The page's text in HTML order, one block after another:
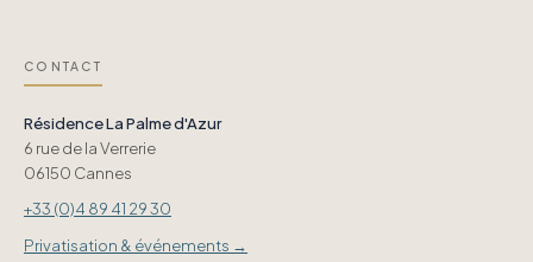
CONTACT
Résidence La Palme d'Azur
6 rue de la Verrerie
06150 Cannes
+33 (0)4 89 41 29 30
Privatisation & événements →